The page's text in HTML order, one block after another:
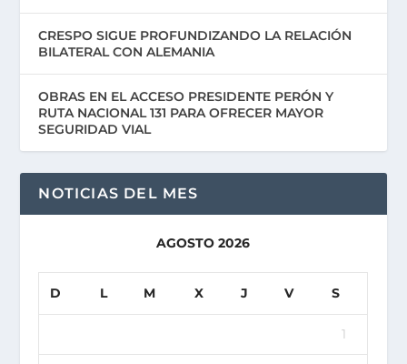
CRESPO SIGUE PROFUNDIZANDO LA RELACIÓN
BILATERAL CON ALEMANIA
OBRAS EN EL ACCESO PRESIDENTE PERÓN Y
RUTA NACIONAL 131 PARA OFRECER MAYOR
SEGURIDAD VIAL
NOTICIAS DEL MES
AGOSTO 2026
D L M X J V S
1